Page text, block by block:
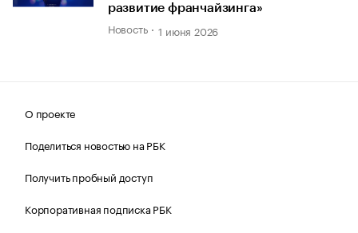
развитие франчайзинга»
Новость 1 июня 2026
О проекте
Поделиться новостью на РБК
Получить пробный доступ
Корпоративная подписка РБК